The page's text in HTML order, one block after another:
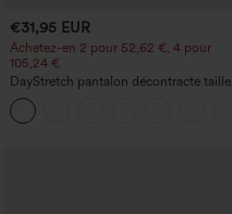
€31,95 EUR
Achetez-en 2 pour 52,62 €, 4 pour
105,24 €
DayStretch pantalon décontracté taille
haute à jambe en forme de tonneau
avec poches